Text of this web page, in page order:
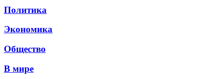
Политика
Экономика
Общество
В мире